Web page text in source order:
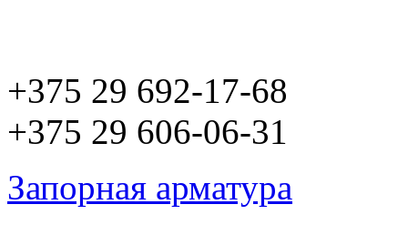
+375 29 692-17-68
+375 29 606-06-31
Запорная арматура